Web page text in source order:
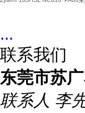
...
联系我们
东莞市苏
联系人 李